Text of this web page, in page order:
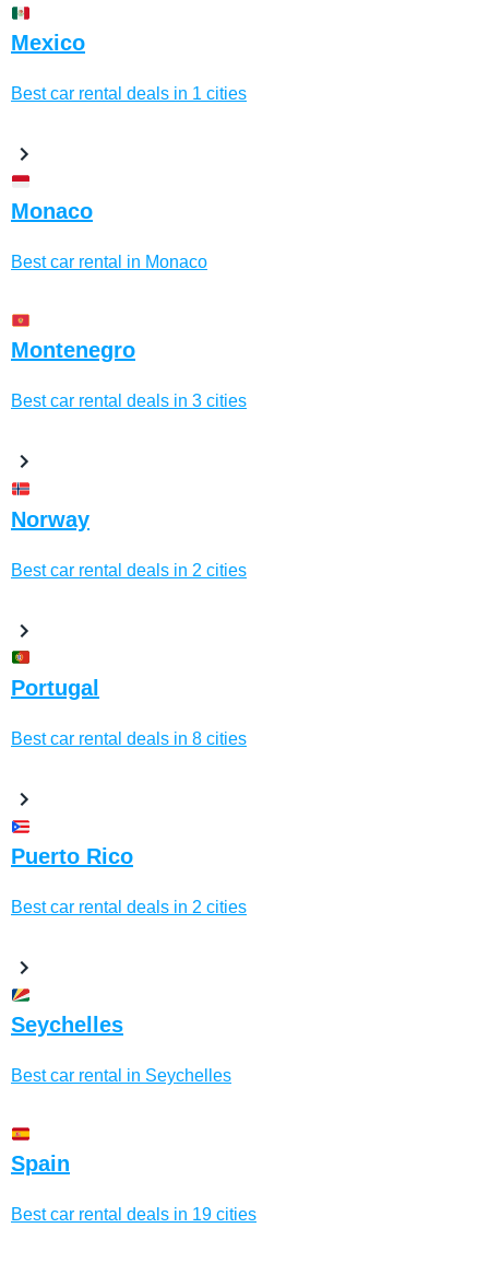
Mexico
Best car rental deals in 1 cities
Monaco
Best car rental in Monaco
Montenegro
Best car rental deals in 3 cities
Norway
Best car rental deals in 2 cities
Portugal
Best car rental deals in 8 cities
Puerto Rico
Best car rental deals in 2 cities
Seychelles
Best car rental in Seychelles
Spain
Best car rental deals in 19 cities